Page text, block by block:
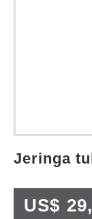
jeringa
US$